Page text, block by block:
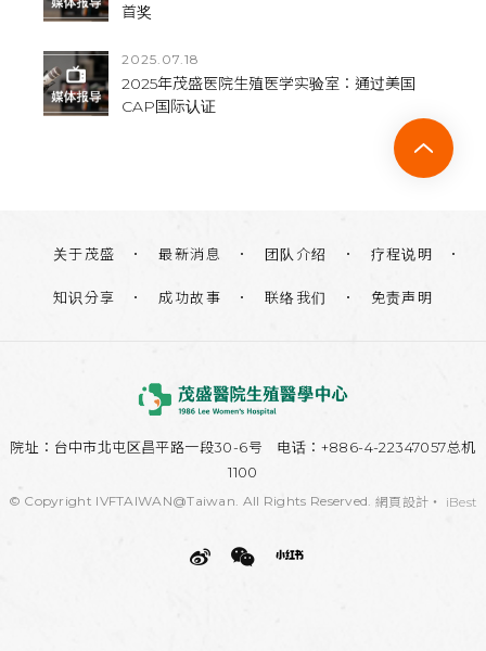
首奖
2025.07.18
2025年茂盛医院生殖医学实验室：通过美国
CAP国际认证
关于茂盛 最新消息 团队介绍 疗程说明
知识分享 成功故事 联络我们 免责声明
院址： 台中市北屯区昌平路一段30-6号 电话：+886-4-22347057总机
1100
© Copyright IVFTAIWAN@Taiwan. All Rights Reserved. 網頁設計 ‧ iBest